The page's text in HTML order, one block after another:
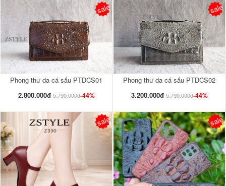
Phong thư da cá sấu PTDCS01
2.800.000đ 5.790.000đ-44%
sale
Phong thư da cá sấu PTDCS02
3.200.000đ 5.790.000đ-44%
sale
sale sale